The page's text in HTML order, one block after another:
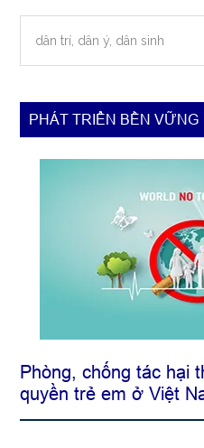
dân
PHÁT TRIỂN BỀN VỮNG
Phòng, chống tác hại
quyền trẻ em ở Việt